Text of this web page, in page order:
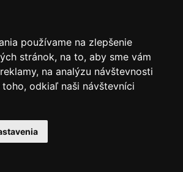
používame na zlepšenie
stránok, na to, aby sme vám
na analýzu návštevnosti
odkiaľ naši návštevníci